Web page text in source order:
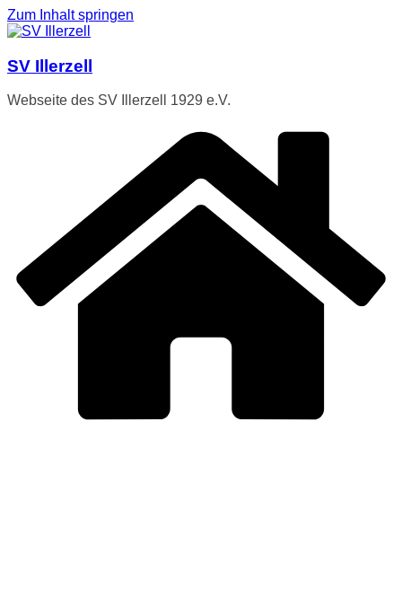
Zum Inhalt springen
SV Illerzell
Webseite des SV Illerzell 1929 e.V.